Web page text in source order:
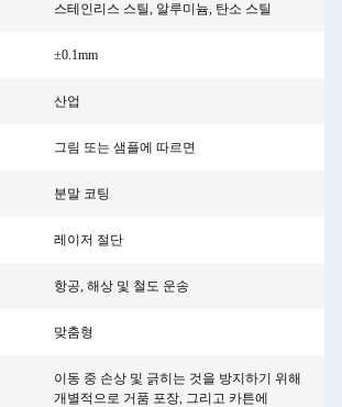
스테인리스 스틸, 알루미늄, 탄소 스틸
±0.1mm
산업
그림 또는 샘플에 따르면
분말 코팅
레이저 절단
항공, 해상 및 철도 운송
맞춤형
이동 중 손상 및 긁히는 것을 방지하기 위해
개별적으로 거품 포장, 그리고 카튼에